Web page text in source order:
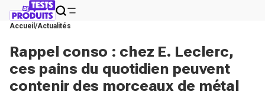
Accueil Actualités
Rappel conso : chez E. Leclerc,
ces pains du quotidien peuvent
contenir des morceaux de métal